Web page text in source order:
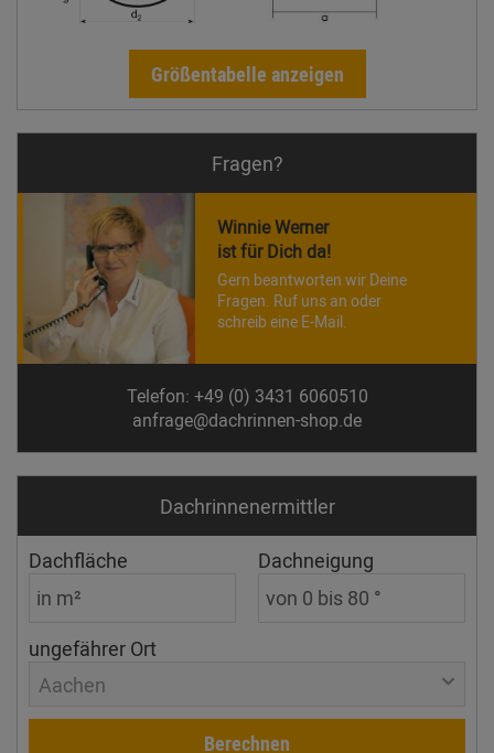
Größentabelle anzeigen
Fragen?
Winnie Werner
ist für Dich da!
Gern beantworten wir Deine
Fragen. Ruf uns an oder
schreib eine E-Mail.
Telefon: +49 (0) 3431 6060510
anfrage@dachrinnen-shop.de
Dachrinnen­ermittler
Dachfläche Dachneigung
ungefährer Ort
Aachen
Berechnen